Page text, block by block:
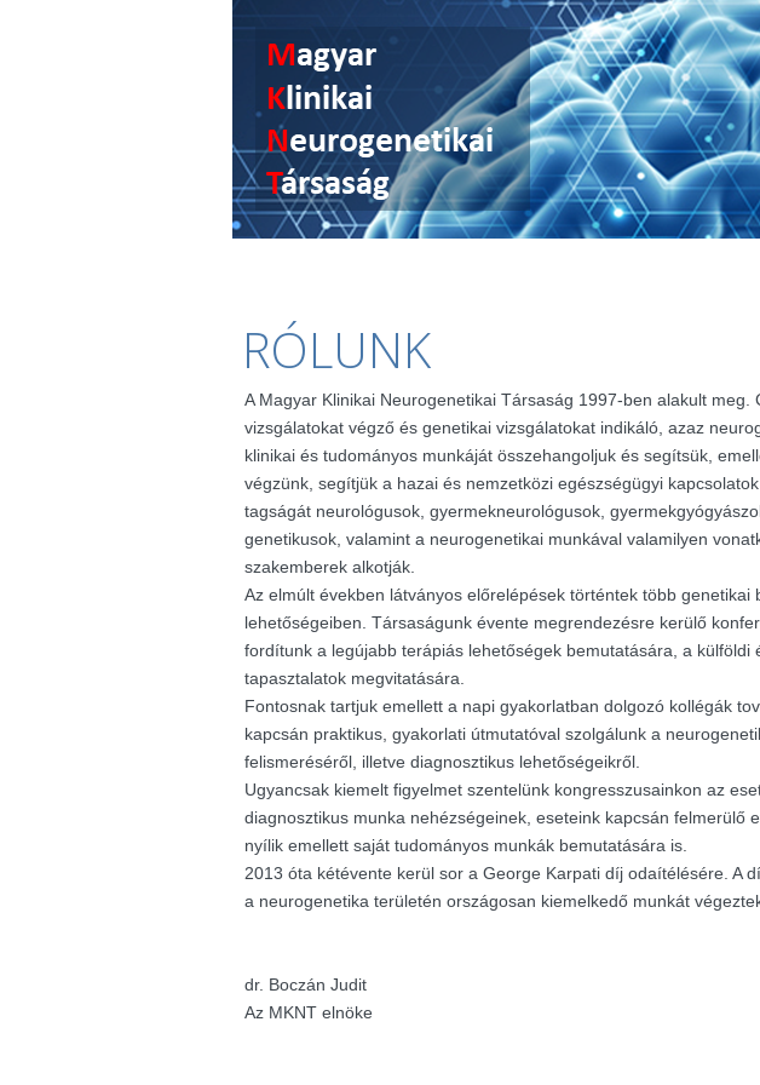
RÓLUNK
A Magyar Klinikai Neurogenetikai Társaság 1997-ben alakult meg.
vizsgálatokat végző és genetikai vizsgálatokat indikáló, azaz
klinikai és tudományos munkáját összehangoljuk és segítsük,
végzünk, segítjük a hazai és nemzetközi egészségügyi
tagságát neurológusok, gyermekneurológusok,
genetikusok, valamint a neurogenetikai munkával valamilyen
szakemberek alkotják.
Az elmúlt években látványos előrelépések történtek több genetikai
lehetőségeiben. Társaságunk évente megrendezésre kerülő
fordítunk a legújabb terápiás lehetőségek bemutatására, a külföldi
tapasztalatok megvitatására.
Fontosnak tartjuk emellett a napi gyakorlatban dolgozó kollégák
kapcsán praktikus, gyakorlati útmutatóval szolgálunk a
felismeréséről, illetve diagnosztikus lehetőségeikről.
Ugyancsak kiemelt figyelmet szentelünk kongresszusainkon az
diagnosztikus munka nehézségeinek, eseteink kapcsán felmerülő
nyílik emellett saját tudományos munkák bemutatására is.
2013 óta kétévente kerül sor a George Karpati díj odaítélésére. A
a neurogenetika területén országosan kiemelkedő munkát
dr. Boczán Judit
Az MKNT elnöke